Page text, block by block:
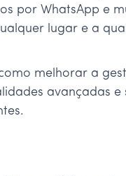
por WhatsApp e
lugar e a
melhorar a
avançadas